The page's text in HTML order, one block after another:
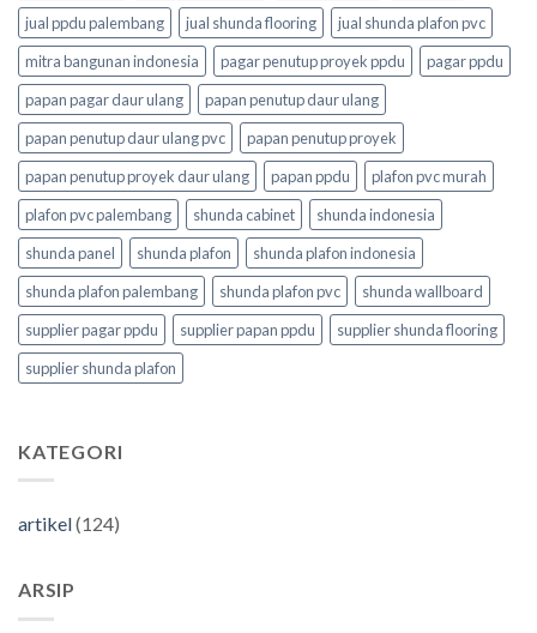
jual ppdu palembang
jual shunda flooring
jual shunda plafon pvc
mitra bangunan indonesia
pagar penutup proyek ppdu
pagar ppdu
papan pagar daur ulang
papan penutup daur ulang
papan penutup daur ulang pvc
papan penutup proyek
papan penutup proyek daur ulang
papan ppdu
plafon pvc murah
plafon pvc palembang
shunda cabinet
shunda indonesia
shunda panel
shunda plafon
shunda plafon indonesia
shunda plafon palembang
shunda plafon pvc
shunda wallboard
supplier pagar ppdu
supplier papan ppdu
supplier shunda flooring
supplier shunda plafon
KATEGORI
artikel(124)
ARSIP